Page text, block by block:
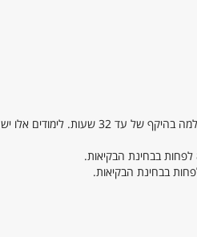
התוכנית מאפשרת לתלמידים שאינם בעלי תואר אקדמי בפילוסופיה, אך בעלי תואר ראשון מוכר, ללמוד לימודי השלמה בהיקף של עד 32 שעות. לימודים אלו יש